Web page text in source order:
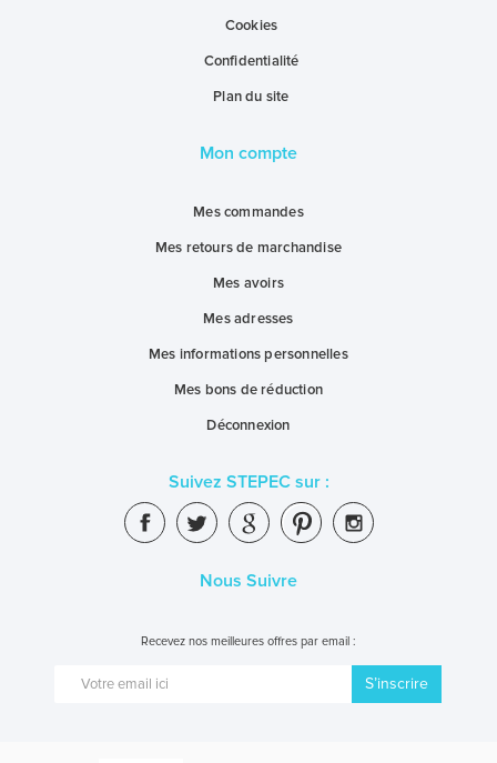
Cookies
Confidentialité
Plan du site
Mon compte
Mes commandes
Mes retours de marchandise
Mes avoirs
Mes adresses
Mes informations personnelles
Mes bons de réduction
Déconnexion
Suivez STEPEC sur :
Nous Suivre
Recevez nos meilleures offres par email :
S’inscrire